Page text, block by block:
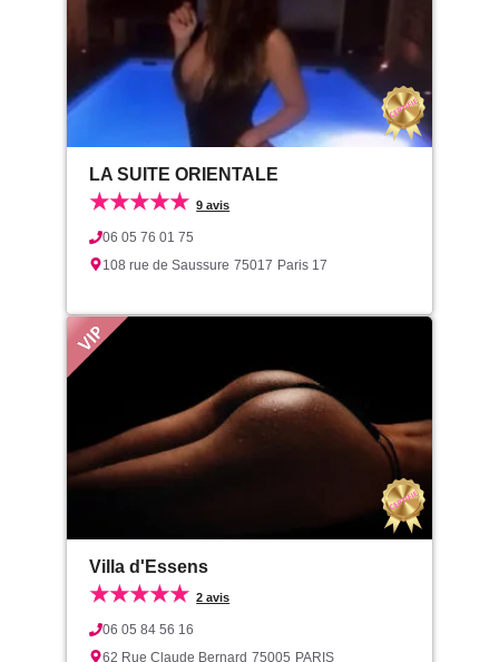
LA SUITE ORIENTALE
★★★★★9 avis
06 05 76 01 75
108 rue de Saussure 75017 Paris 17
Villa d'Essens
★★★★★2 avis
06 05 84 56 16
62 Rue Claude Bernard 75005 PARIS